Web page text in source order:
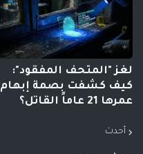
لغز "المتحف المفقود":
كيف كشفت بصمة إبهام
عمرها 21 عاماً القاتل؟
أحدث